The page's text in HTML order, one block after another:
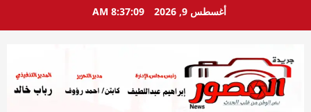
أغسطس 9, 2026 8:37:10 AM